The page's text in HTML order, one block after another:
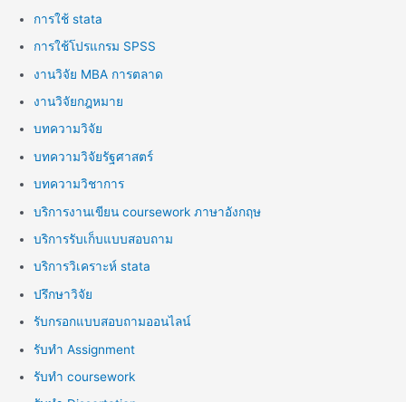
การใช้ stata
การใช้โปรแกรม SPSS
งานวิจัย MBA การตลาด
งานวิจัยกฎหมาย
บทความวิจัย
บทความวิจัยรัฐศาสตร์
บทความวิชาการ
บริการงานเขียน coursework ภาษาอังกฤษ
บริการรับเก็บแบบสอบถาม
บริการวิเคราะห์ stata
ปรึกษาวิจัย
รับกรอกแบบสอบถามออนไลน์
รับทำ Assignment
รับทำ coursework